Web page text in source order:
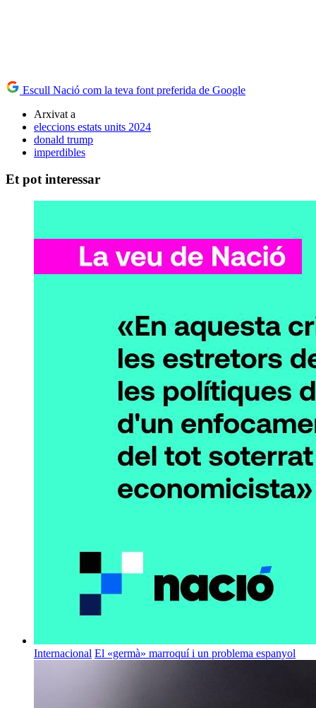
Escull Nació com la teva font preferida de Google
Arxivat a
eleccions estats units 2024
donald trump
imperdibles
Et pot interessar
Internacional El «germà» marroquí i un problema espanyol